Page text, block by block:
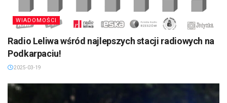
WIADOMOŚCI
Radio Leliwa wśród najlepszych stacji radiowych na
Podkarpaciu!
2025-03-19